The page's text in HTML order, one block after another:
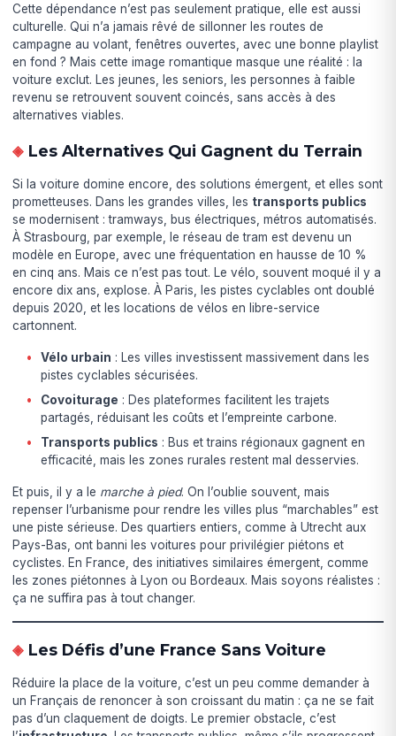
Cette dépendance n’est pas seulement pratique, elle est aussi
culturelle. Qui n’a jamais rêvé de sillonner les routes de
campagne au volant, fenêtres ouvertes, avec une bonne playlist
en fond ? Mais cette image romantique masque une réalité : la
voiture exclut. Les jeunes, les seniors, les personnes à faible
revenu se retrouvent souvent coincés, sans accès à des
alternatives viables.
Les Alternatives Qui Gagnent du Terrain
Si la voiture domine encore, des solutions émergent, et elles sont
prometteuses. Dans les grandes villes, les transports publics
se modernisent : tramways, bus électriques, métros automatisés.
À Strasbourg, par exemple, le réseau de tram est devenu un
modèle en Europe, avec une fréquentation en hausse de 10 %
en cinq ans. Mais ce n’est pas tout. Le vélo, souvent moqué il y a
encore dix ans, explose. À Paris, les pistes cyclables ont doublé
depuis 2020, et les locations de vélos en libre-service
cartonnent.
Vélo urbain : Les villes investissent massivement dans les
pistes cyclables sécurisées.
Covoiturage : Des plateformes facilitent les trajets
partagés, réduisant les coûts et l’empreinte carbone.
Transports publics : Bus et trains régionaux gagnent en
efficacité, mais les zones rurales restent mal desservies.
Et puis, il y a le marche à pied. On l’oublie souvent, mais
repenser l’urbanisme pour rendre les villes plus “marchables” est
une piste sérieuse. Des quartiers entiers, comme à Utrecht aux
Pays-Bas, ont banni les voitures pour privilégier piétons et
cyclistes. En France, des initiatives similaires émergent, comme
les zones piétonnes à Lyon ou Bordeaux. Mais soyons réalistes :
ça ne suffira pas à tout changer.
Les Défis d’une France Sans Voiture
Réduire la place de la voiture, c’est un peu comme demander à
un Français de renoncer à son croissant du matin : ça ne se fait
pas d’un claquement de doigts. Le premier obstacle, c’est